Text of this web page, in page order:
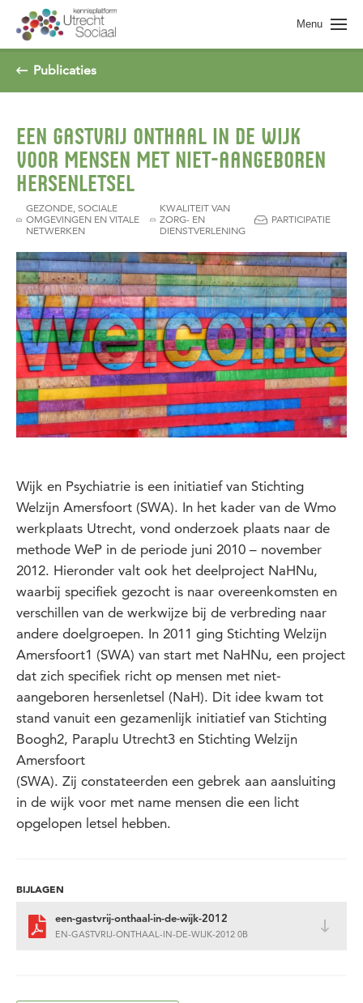
Spring naar pagina inhoud
Menu
Publicaties
EEN GASTVRIJ ONTHAAL IN DE WIJK
VOOR MENSEN MET NIET-AANGEBOREN
HERSENLETSEL
GEZONDE, SOCIALE
OMGEVINGEN EN VITALE
NETWERKEN
KWALITEIT VAN
ZORG- EN
DIENSTVERLENING
PARTICIPATIE
Wijk en Psychiatrie is een initiatief van Stichting
Welzijn Amersfoort (SWA). In het kader van de Wmo
werkplaats Utrecht, vond onderzoek plaats naar de
methode WeP in de periode juni 2010 – november
2012. Hieronder valt ook het deelproject NaHNu,
waarbij specifiek gezocht is naar overeenkomsten en
verschillen van de werkwijze bij de verbreding naar
andere doelgroepen. In 2011 ging Stichting Welzijn
Amersfoort1 (SWA) van start met NaHNu, een project
dat zich specifiek richt op mensen met niet-
aangeboren hersenletsel (NaH). Dit idee kwam tot
stand vanuit een gezamenlijk initiatief van Stichting
Boogh2, Paraplu Utrecht3 en Stichting Welzijn
Amersfoort
(SWA). Zij constateerden een gebrek aan aansluiting
in de wijk voor met name mensen die een licht
opgelopen letsel hebben.
BIJLAGEN
een-gastvrij-onthaal-in-de-wijk-2012
EN-GASTVRIJ-ONTHAAL-IN-DE-WIJK-2012 0B